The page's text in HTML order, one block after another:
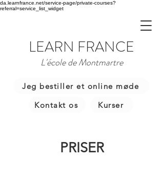
da.learnfrance.net/service-page/private-courses?
referral=service_list_widget
LEARN FRANCE
L'école de Montmartre
Jeg bestiller et online møde
Kontakt os
Kurser
PRISER